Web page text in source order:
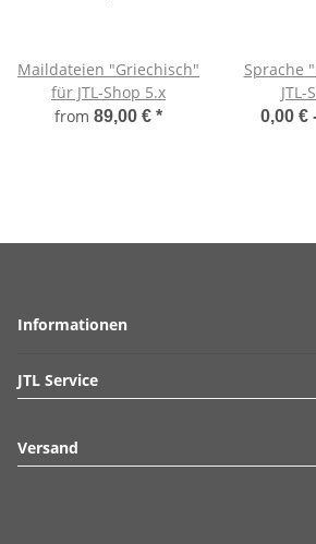
Maildateien "Griechisch"
für JTL-Shop 5.x
from 89,00 € *
Sprache
JTL-
0,00 €
Informationen
JTL Service
Versand